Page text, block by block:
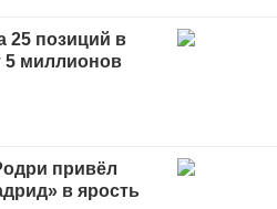
25 позиций в
5 миллионов
привёл
в ярость